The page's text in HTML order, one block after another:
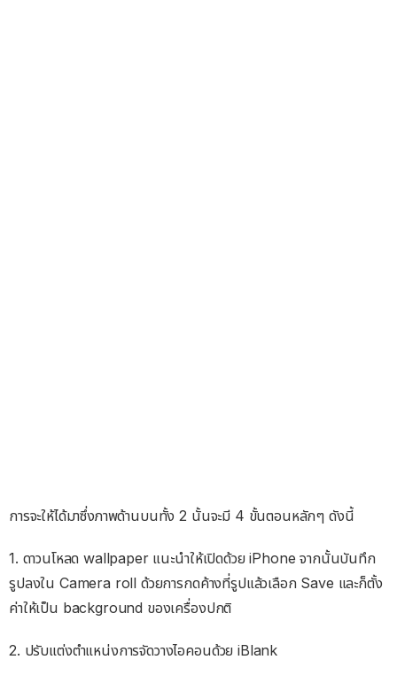
การจะให้ได้มาซึ่งภาพด้านบนทั้ง 2 นั้นจะมี 4 ขั้นตอนหลักๆ ดังนี้
1. ดาวนโหลด wallpaper แนะนำให้เปิดด้วย iPhone จากนั้นบันทึก
รูปลงใน Camera roll ด้วยการกดค้างที่รูปแล้วเลือก Save และก็ตั้ง
ค่าให้เป็น background ของเครื่องปกติ
2. ปรับแต่งตำแหน่งการจัดวางไอคอนด้วย iBlank